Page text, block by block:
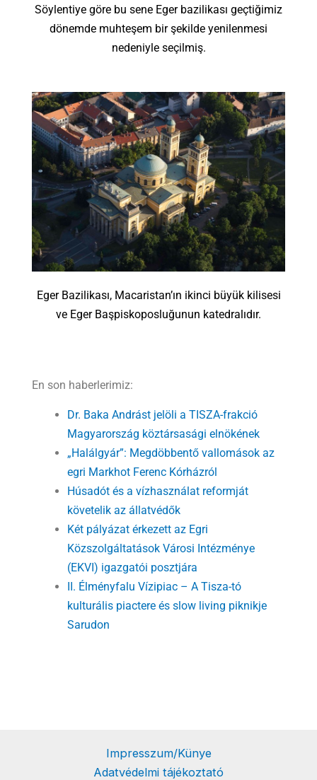
Söylentiye göre bu sene Eger bazilikası geçtiğimiz
dönemde muhteşem bir şekilde yenilenmesi
nedeniyle seçilmiş.
Eger Bazilikası, Macaristan’ın ikinci büyük kilisesi
ve Eger Başpiskoposluğunun katedralıdır.
En son haberlerimiz:
Dr. Baka Andrást jelöli a TISZA-frakció
Magyarország köztársasági elnökének
„Halálgyár”: Megdöbbentő vallomások az
egri Markhot Ferenc Kórházról
Húsadót és a vízhasználat reformját
követelik az állatvédők
Két pályázat érkezett az Egri
Közszolgáltatások Városi Intézménye
(EKVI) igazgatói posztjára
II. Élményfalu Vízipiac – A Tisza-tó
kulturális piactere és slow living piknikje
Sarudon
Impresszum/Künye
Adatvédelmi tájékoztató